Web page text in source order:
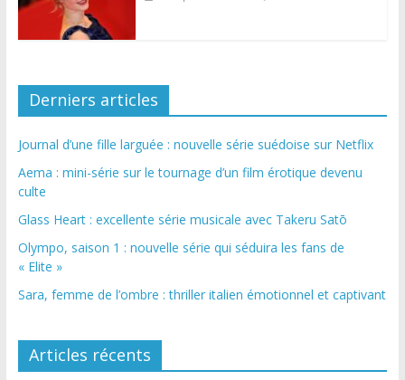
Derniers articles
Journal d’une fille larguée : nouvelle série suédoise sur Netflix
Aema : mini-série sur le tournage d’un film érotique devenu
culte
Glass Heart : excellente série musicale avec Takeru Satō
Olympo, saison 1 : nouvelle série qui séduira les fans de
« Elite »
Sara, femme de l’ombre : thriller italien émotionnel et captivant
Articles récents